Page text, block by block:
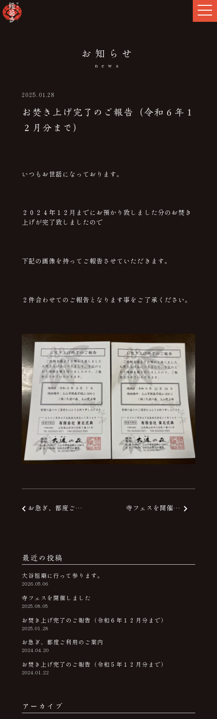
お知らせ
news
2025.01.28
お焚き上げ完了のご報告（令和６年１
２月分まで）
いつもお世話になっております。
２０２４年１２月までにお預かり致しました分のお焚き
上げが完了致しましたので
下記の画像を持ってご報告させていただきます。
２件合わせてのご報告となります事をご了承ください。
投稿ナビゲーション
お急ぎ、都度ご利用のご案内 寺フェスを開催しました
最近の投稿
大谷祖廟に行って参ります。
2026.05.06
寺フェスを開催しました
2025.08.05
お焚き上げ完了のご報告（令和６年１２月分まで）
2025.01.28
お急ぎ、都度ご利用のご案内
2024.04.20
お焚き上げ完了のご報告（令和５年１２月分まで）
2024.01.22
アーカイブ